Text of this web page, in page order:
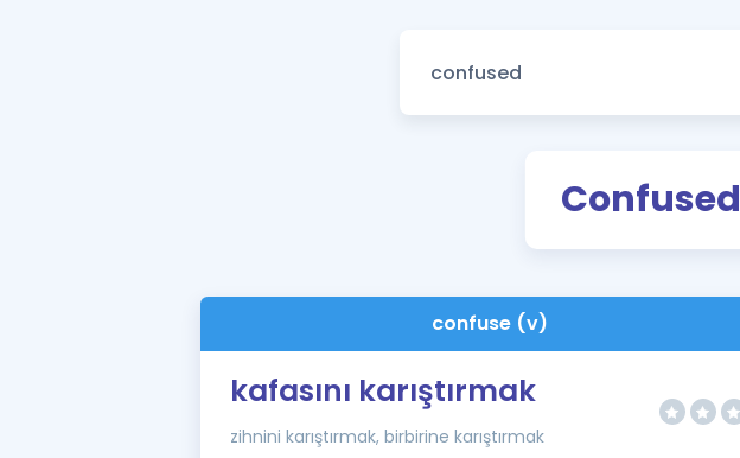
Confused
confuse (v)
kafasını karıştırmak
zihnini karıştırmak, birbirine karıştırmak